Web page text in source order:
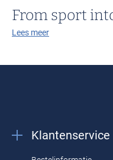
From sport
times
Nadat Rene Lacoste zijn
Franse modebedrijf in het
tennisspeler Rene
poloshirt, een revolutionair
Lees meer
Klantenservice